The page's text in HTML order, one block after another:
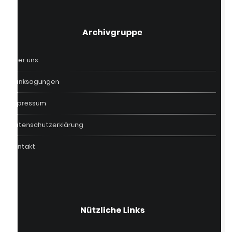
‎Archivgruppe
Über uns
Danksagungen
Impressum
Datenschutzerklärung
Kontakt
Nützliche Links